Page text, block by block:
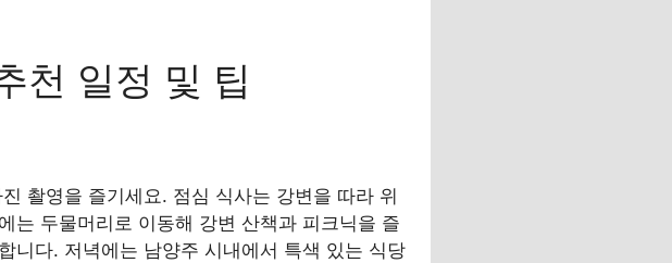
천 일정 및 팁
촬영을 즐기세요. 점심 식사는 강변을 따라 위
는 두물머리로 이동해 강변 산책과 피크닉을 즐
니다. 저녁에는 남양주 시내에서 특색 있는 식당